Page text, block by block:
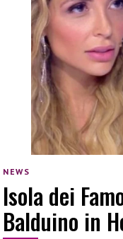
NEWS
Isola dei
Balduino in